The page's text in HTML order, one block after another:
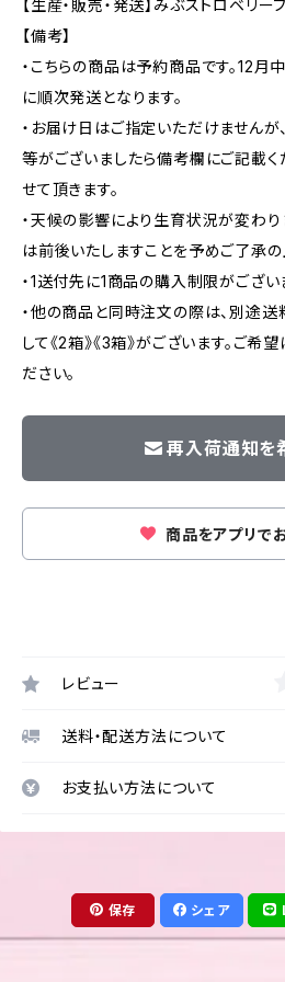
【生産・販売・発送】みぶストロベリー
【備考】
・こちらの商品は予約商品です。12月
に順次発送となります。
・お届け日はご指定いただけませんが
等がございましたら備考欄にご記載く
せて頂きます。
・天候の影響により生育状況が変わ
は前後いたしますことを予めご了承の
・1送付先に1商品の購入制限がござい
・他の商品と同時注文の際は、別途送
して《2箱》《3箱》がございます。ご
ださい。
再入荷通知を
商品をアプリで
レビュー
送料・配送方法について
お支払い方法について
保存 シェア